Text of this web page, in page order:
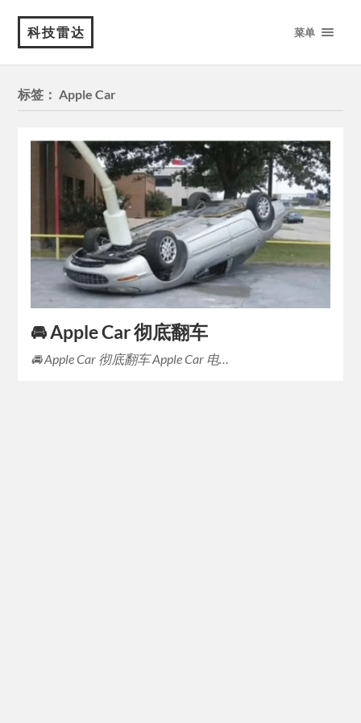
科技雷达 菜单
标签：Apple Car
🚘 Apple Car 彻底翻车
🚘 Apple Car 彻底翻车 Apple Car 电…